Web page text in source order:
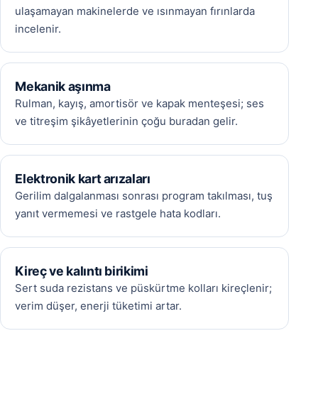
ulaşamayan makinelerde ve ısınmayan fırınlarda
incelenir.
Mekanik aşınma
Rulman, kayış, amortisör ve kapak menteşesi; ses
ve titreşim şikâyetlerinin çoğu buradan gelir.
Elektronik kart arızaları
Gerilim dalgalanması sonrası program takılması, tuş
yanıt vermemesi ve rastgele hata kodları.
Kireç ve kalıntı birikimi
Sert suda rezistans ve püskürtme kolları kireçlenir;
verim düşer, enerji tüketimi artar.